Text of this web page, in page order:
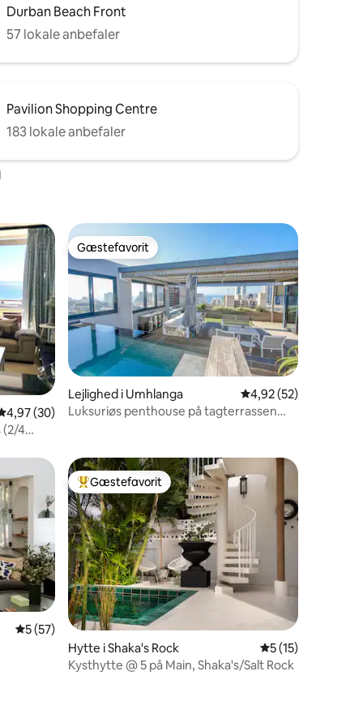
Durban Beach Front
57 lokale anbefaler
Pavilion Shopping Centre
183 lokale anbefaler
omtaler
ud af 5 i gennemsnitlig bedømmelse, 30 omtaler
4,97 (30)
(2/4
Gæstefavorit
Gæstefavorit
Lejlighed i Umhlanga 4,92 ud af 5 i
4,92 (52)
Luksuriøs penthouse på tagterrassen
5 ud af 5 i gennemsnitlig bedømmelse, 57 omtaler
5 (57)
Bedste gæstefavorit
Gæstefavorit
Hytte i Shaka's Rock 5 ud af 5 i
5 (15)
Kysthytte @ 5 på Main, Shaka's/Salt Rock